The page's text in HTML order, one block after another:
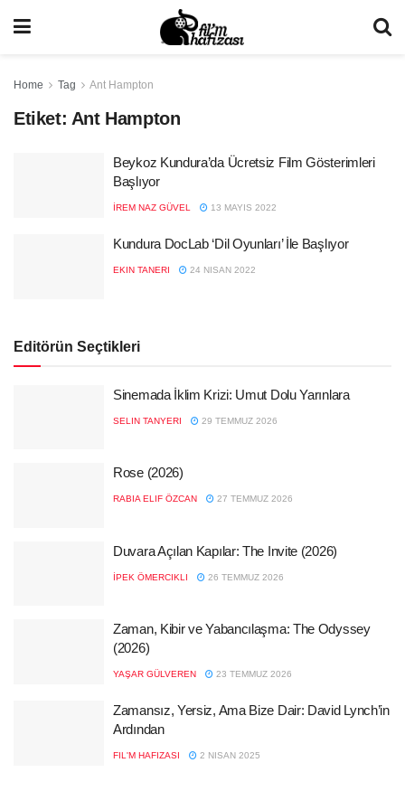
Home Tag Ant Hampton
Etiket: Ant Hampton
Beykoz Kundura’da Ücretsiz Film Gösterimleri
Başlıyor
İREM NAZ GÜVEL 13 MAYIS 2022
Kundura DocLab ‘Dil Oyunları’ İle Başlıyor
EKIN TANERI 24 NISAN 2022
Editörün Seçtikleri
Sinemada İklim Krizi: Umut Dolu Yarınlara
SELIN TANYERI 29 TEMMUZ 2026
Rose (2026)
RABIA ELIF ÖZCAN 27 TEMMUZ 2026
Duvara Açılan Kapılar: The Invite (2026)
İPEK ÖMERCIKLI 26 TEMMUZ 2026
Zaman, Kibir ve Yabancılaşma: The Odyssey
(2026)
YAŞAR GÜLVEREN 23 TEMMUZ 2026
Zamansız, Yersiz, Ama Bize Dair: David Lynch’in
Ardından
FIL'M HAFIZASI 2 NISAN 2025